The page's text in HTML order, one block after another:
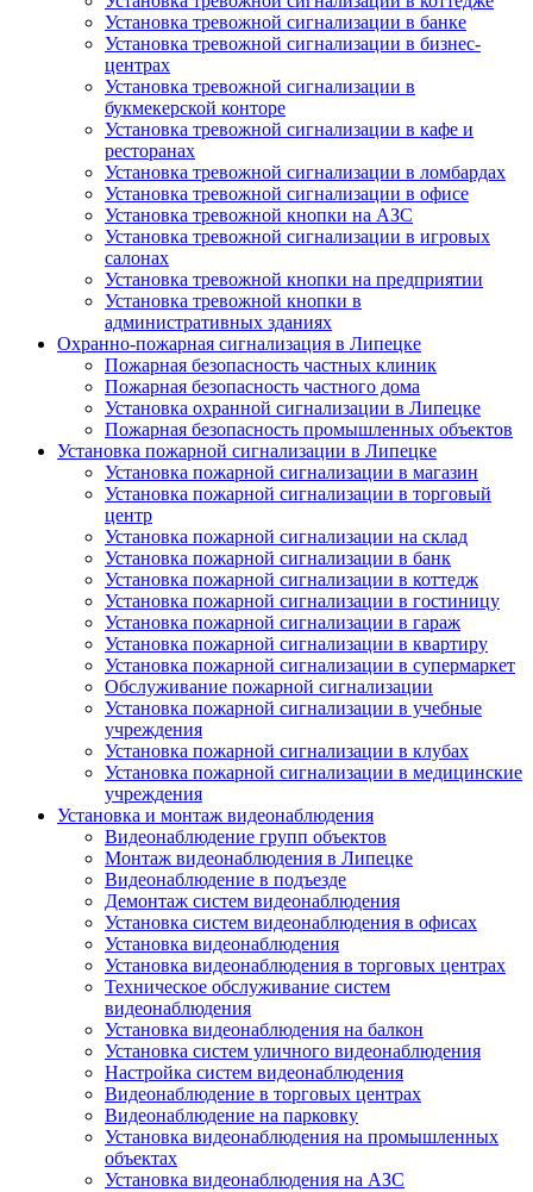
Установка тревожной сигнализации в банке
Установка тревожной сигнализации в бизнес-
центрах
Установка тревожной сигнализации в
букмекерской конторе
Установка тревожной сигнализации в кафе и
ресторанах
Установка тревожной сигнализации в ломбардах
Установка тревожной сигнализации в офисе
Установка тревожной кнопки на АЗС
Установка тревожной сигнализации в игровых
салонах
Установка тревожной кнопки на предприятии
Установка тревожной кнопки в
административных зданиях
Охранно-пожарная сигнализация в Липецке
Пожарная безопасность частных клиник
Пожарная безопасность частного дома
Установка охранной сигнализации в Липецке
Пожарная безопасность промышленных объектов
Установка пожарной сигнализации в Липецке
Установка пожарной сигнализации в магазин
Установка пожарной сигнализации в торговый
центр
Установка пожарной сигнализации на склад
Установка пожарной сигнализации в банк
Установка пожарной сигнализации в коттедж
Установка пожарной сигнализации в гостиницу
Установка пожарной сигнализации в гараж
Установка пожарной сигнализации в квартиру
Установка пожарной сигнализации в супермаркет
Обслуживание пожарной сигнализации
Установка пожарной сигнализации в учебные
учреждения
Установка пожарной сигнализации в клубах
Установка пожарной сигнализации в медицинские
учреждения
Установка и монтаж видеонаблюдения
Видеонаблюдение групп объектов
Монтаж видеонаблюдения в Липецке
Видеонаблюдение в подъезде
Демонтаж систем видеонаблюдения
Установка систем видеонаблюдения в офисах
Установка видеонаблюдения
Установка видеонаблюдения в торговых центрах
Техническое обслуживание систем
видеонаблюдения
Установка видеонаблюдения на балкон
Установка систем уличного видеонаблюдения
Настройка систем видеонаблюдения
Видеонаблюдение в торговых центрах
Видеонаблюдение на парковку
Установка видеонаблюдения на промышленных
объектах
Установка видеонаблюдения на АЗС